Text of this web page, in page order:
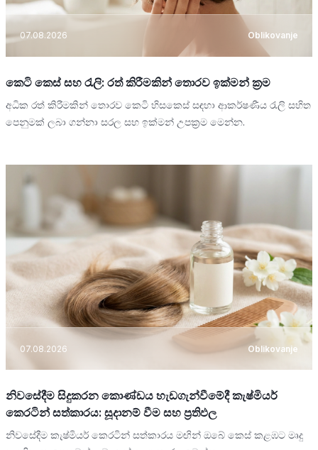
07.08.2026 Oblikovanje
කෙටි කෙස් සහ රැලි: රත් කිරීමකින් තොරව ඉක්මන් ක්‍රම
අධික රත් කිරීමකින් තොරව කෙටි හිසකෙස් සඳහා ආකර්ෂණීය රැලි සහිත
පෙනුමක් ලබා ගන්නා සරල සහ ඉක්මන් උපක්‍රම මෙන්න.
07.08.2026 Oblikovanje
නිවසේදීම සිදුකරන කොණ්ඩය හැඩගැන්වීමේදී කැෂ්මියර්
කෙරටින් සත්කාරය: සූදානම් වීම සහ ප්‍රතිඵල
නිවසේදීම කැෂ්මියර් කෙරටින් සත්කාරය මඟින් ඔබේ කෙස් කළඹට මෘදු